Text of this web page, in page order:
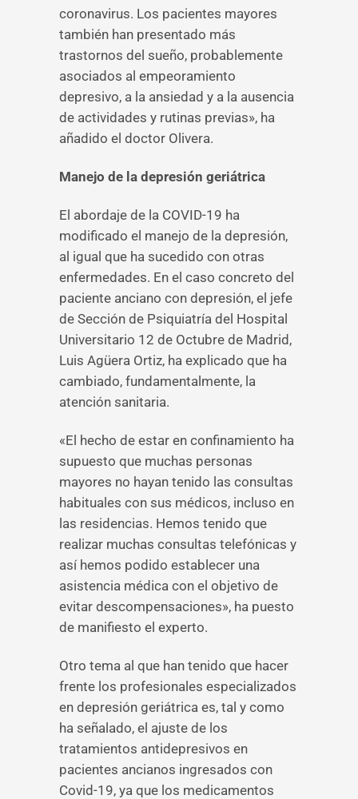
coronavirus. Los pacientes mayores
también han presentado más
trastornos del sueño, probablemente
asociados al empeoramiento
depresivo, a la ansiedad y a la ausencia
de actividades y rutinas previas», ha
añadido el doctor Olivera.
Manejo de la depresión geriátrica
El abordaje de la COVID-19 ha
modificado el manejo de la depresión,
al igual que ha sucedido con otras
enfermedades. En el caso concreto del
paciente anciano con depresión, el jefe
de Sección de Psiquiatría del Hospital
Universitario 12 de Octubre de Madrid,
Luis Agüera Ortiz, ha explicado que ha
cambiado, fundamentalmente, la
atención sanitaria.
«El hecho de estar en confinamiento ha
supuesto que muchas personas
mayores no hayan tenido las consultas
habituales con sus médicos, incluso en
las residencias. Hemos tenido que
realizar muchas consultas telefónicas y
así hemos podido establecer una
asistencia médica con el objetivo de
evitar descompensaciones», ha puesto
de manifiesto el experto.
Otro tema al que han tenido que hacer
frente los profesionales especializados
en depresión geriátrica es, tal y como
ha señalado, el ajuste de los
tratamientos antidepresivos en
pacientes ancianos ingresados con
Covid-19, ya que los medicamentos